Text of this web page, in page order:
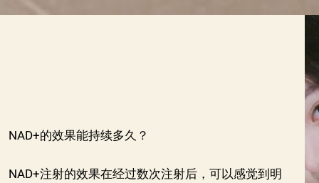
NAD+的效果能持续多久？
NAD+注射的效果在经过数次注射后，可以感觉到明